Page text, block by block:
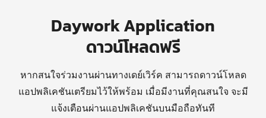
Daywork Application
ดาวน์โหลดฟรี
หากสนใจร่วมงานผ่านทางเดย์เวิร์ค สามารถดาวน์โหลด
แอปพลิเคชันเตรียมไว้ให้พร้อม เมื่อมีงานที่คุณสนใจ จะมี
แจ้งเตือนผ่านแอปพลิเคชันบนมือถือทันที